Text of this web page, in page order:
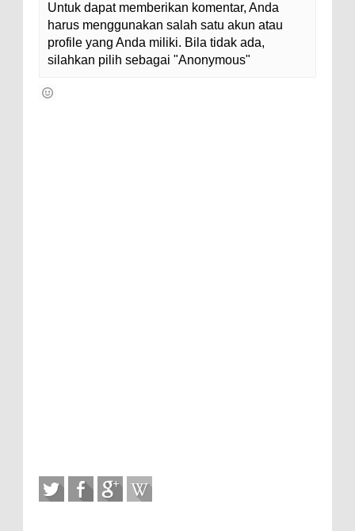
Untuk dapat memberikan komentar, Anda
harus menggunakan salah satu akun atau
profile yang Anda miliki. Bila tidak ada,
silahkan pilih sebagai "Anonymous"